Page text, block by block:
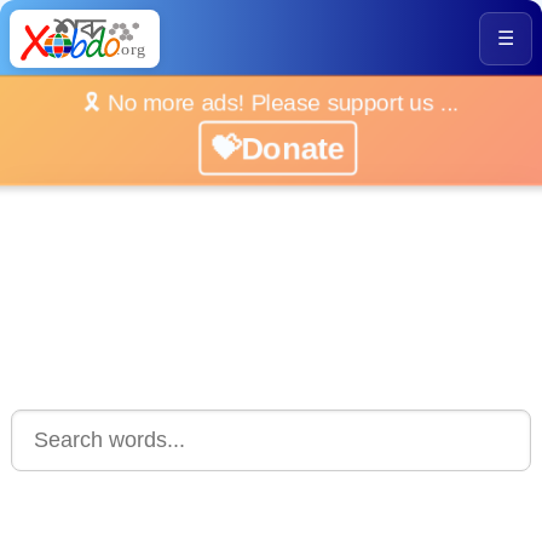
☰
🎗️ No more ads! Please support us ...
💝Donate